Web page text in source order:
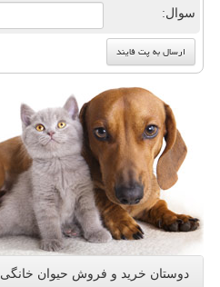
سوال:
دوستان خرید و فروش حیوان خانگی